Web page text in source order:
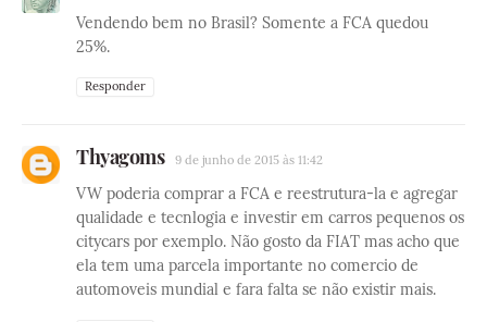
Vendendo bem no Brasil? Somente a FCA quedou
25%.
Responder
Thyagoms 9 de junho de 2015 às 11:42
VW poderia comprar a FCA e reestrutura-la e agregar
qualidade e tecnlogia e investir em carros pequenos os
citycars por exemplo. Não gosto da FIAT mas acho que
ela tem uma parcela importante no comercio de
automoveis mundial e fara falta se não existir mais.